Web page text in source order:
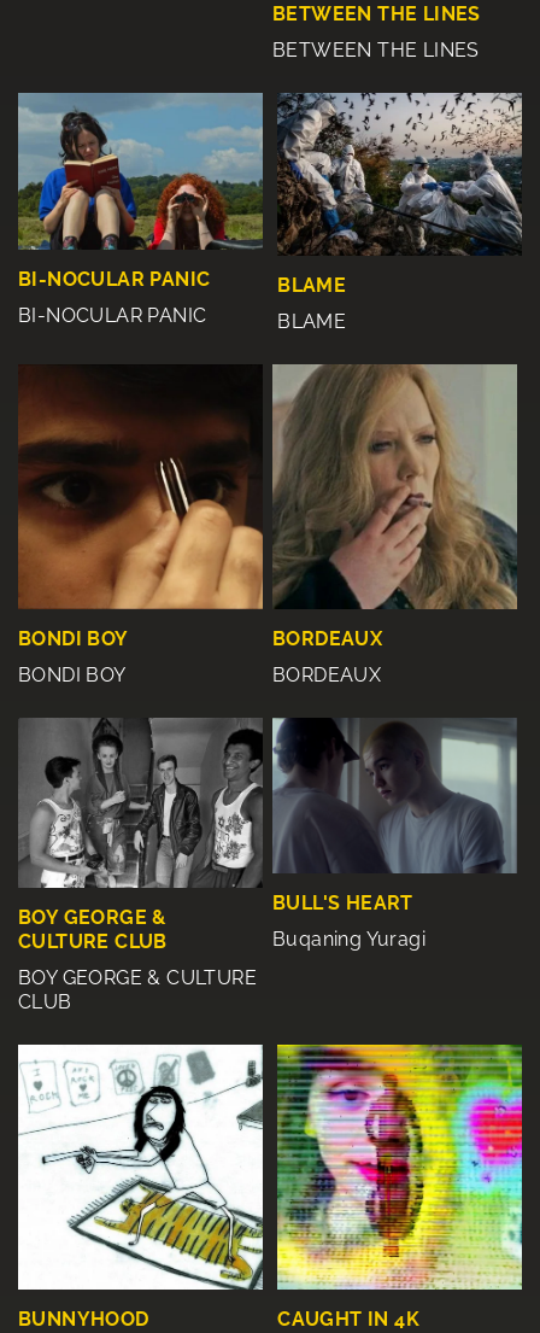
BETWEEN THE LINES
BETWEEN THE LINES
BI-NOCULAR PANIC
BI-NOCULAR PANIC
BLAME
BLAME
BONDI BOY
BONDI BOY
BORDEAUX
BORDEAUX
BOY GEORGE &
CULTURE CLUB
BOY GEORGE & CULTURE
CLUB
BULL'S HEART
Buqaning Yuragi
BUNNYHOOD
CAUGHT IN 4K